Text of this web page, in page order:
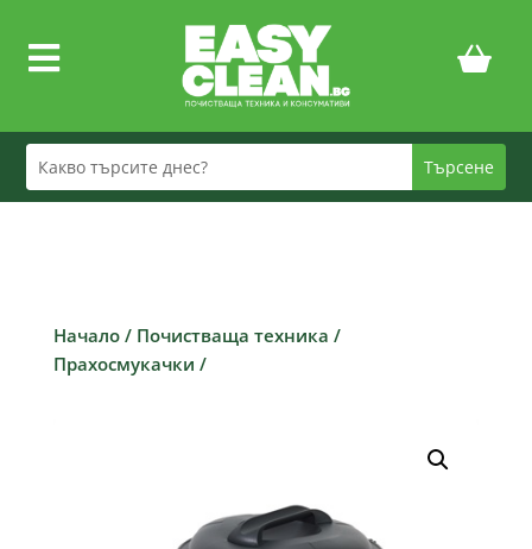

Начало/ Почистваща техника /
Прахосмукачки /